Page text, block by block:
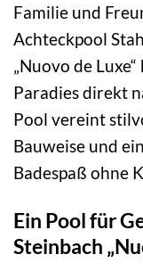
Familie und
Achteckpool
„Nuovo de
Paradies direkt
Pool vereint
Bauweise und
Badespaß ohne
Ein Pool für
Steinbach